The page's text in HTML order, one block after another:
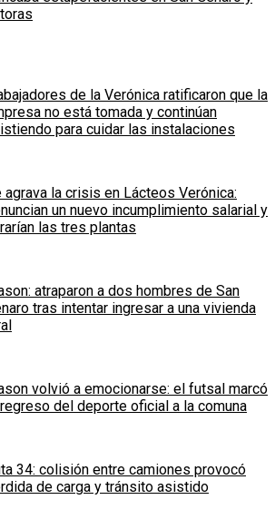
de la Verónica ratificaron que la
no está tomada y continúan
para cuidar las instalaciones
agrava la crisis en Lácteos Verónica:
un nuevo incumplimiento salarial y
las tres plantas
atraparon a dos hombres de San
tras intentar ingresar a una vivienda
volvió a emocionarse: el futsal marcó
del deporte oficial a la comuna
34: colisión entre camiones provocó
de carga y tránsito asistido